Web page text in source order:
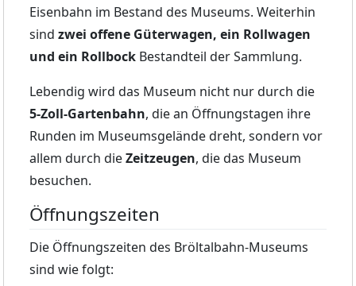
Eisenbahn im Bestand des Museums. Weiterhin
sind zwei offene Güterwagen, ein Rollwagen
und ein Rollbock Bestandteil der Sammlung.
Lebendig wird das Museum nicht nur durch die
5-Zoll-Gartenbahn, die an Öffnungstagen ihre
Runden im Museumsgelände dreht, sondern vor
allem durch dieZeitzeugen, die das Museum
besuchen.
Öffnungszeiten
Die Öffnungszeiten des Bröltalbahn-Museums
sind wie folgt: